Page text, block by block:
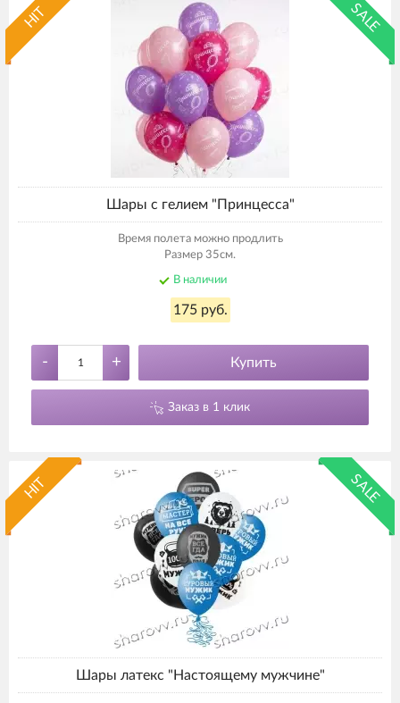
SALE
HIT
Шары с гелием "Принцесса"
Время полета можно продлить
Размер 35см.
В наличии
175 руб.
- + Купить
Заказ в 1 клик
SALE
HIT
Шары латекс "Настоящему мужчине"